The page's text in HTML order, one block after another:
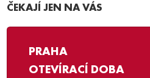
ČEKAJÍ JEN NA VÁS
PRAHA
OTEVÍRACÍ DOBA